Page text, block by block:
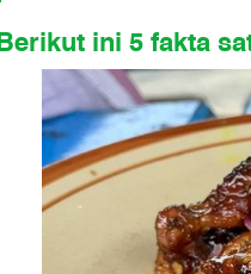
ini 5 fakta